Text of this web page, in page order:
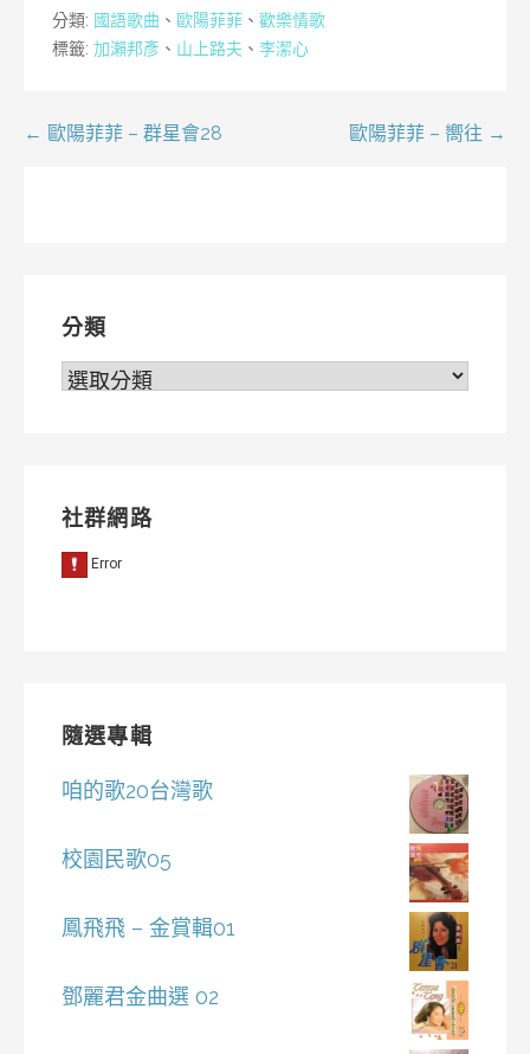
分類: 國語歌曲 、 歐陽菲菲 、 歡樂情歌
標籤: 加瀨邦彥 、 山上路夫 、 李潔心
文← 歐陽菲菲 – 群星會28 歐陽菲菲 – 嚮往 →
分類
分
社群網路
隨選專輯
咱的歌20台灣歌
校園民歌05
鳳飛飛 – 金賞輯01
鄧麗君金曲選 02